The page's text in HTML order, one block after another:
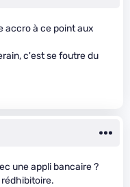
accro à ce point aux
c'est se foutre du
une appli bancaire ?
rédhibitoire.